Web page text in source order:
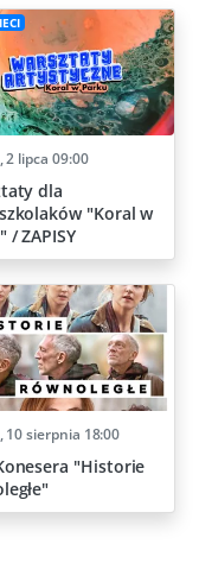
2 lipca 09:00
dla
"Koral w
/ ZAPISY
10 sierpnia 18:00
"Historie